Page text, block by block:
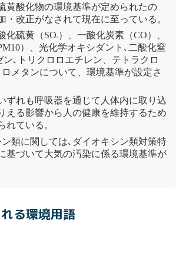
黄酸化物の環境基準が定められたの
・改正がなされて現在に至っている。
化硫黄 （SO2 ）、 一酸化炭素 （CO）、
）、 光化学オキシダント ､ 二酸化窒
ン､ トリクロロエチレン
テトラクロ
ロメタンについて、 環境基準が設定さ
ずれも呼吸器を通じて人体内に取り込
える影響から人の健康を維持するため
れている。
ン類に関しては､ ダイオキシン類対策特
基づいて大気の汚染に係る環境基準が
る環境用語